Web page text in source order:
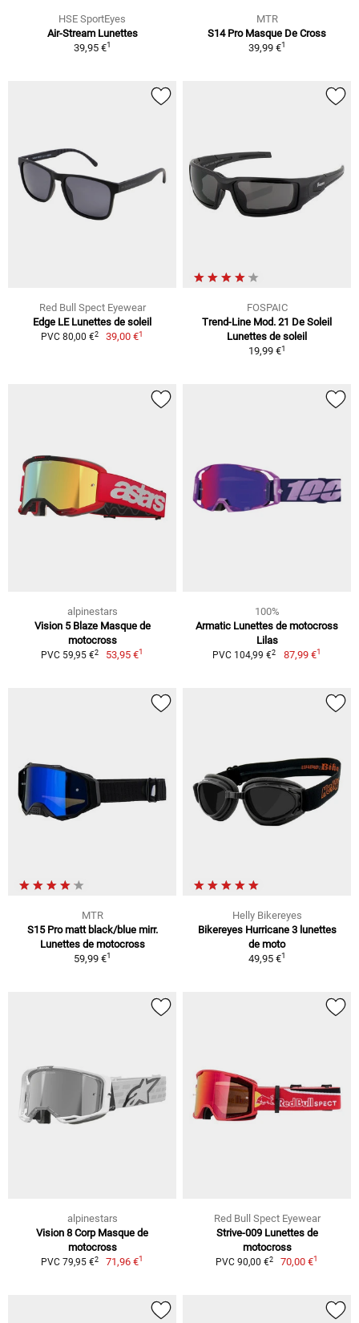
HSE SportEyes
Air-Stream Lunettes
39,95 €1
MTR
S14 Pro Masque De Cross
39,99 €1
Red Bull Spect Eyewear
Edge LE Lunettes de soleil
PVC 80,00 €2 39,00 €1
FOSPAIC
Trend-Line Mod. 21 De Soleil
Lunettes de soleil
19,99 €1
alpinestars
Vision 5 Blaze Masque de
motocross
PVC 59,95 €2 53,95 €1
100%
Armatic Lunettes de motocross
Lilas
PVC 104,99 €2 87,99 €1
MTR
S15 Pro matt black/blue mirr.
Lunettes de motocross
59,99 €1
Helly Bikereyes
Bikereyes Hurricane 3 lunettes
de moto
49,95 €1
alpinestars
Vision 8 Corp Masque de
motocross
PVC 79,95 €2 71,96 €1
Red Bull Spect Eyewear
Strive-009 Lunettes de
motocross
PVC 90,00 €2 70,00 €1